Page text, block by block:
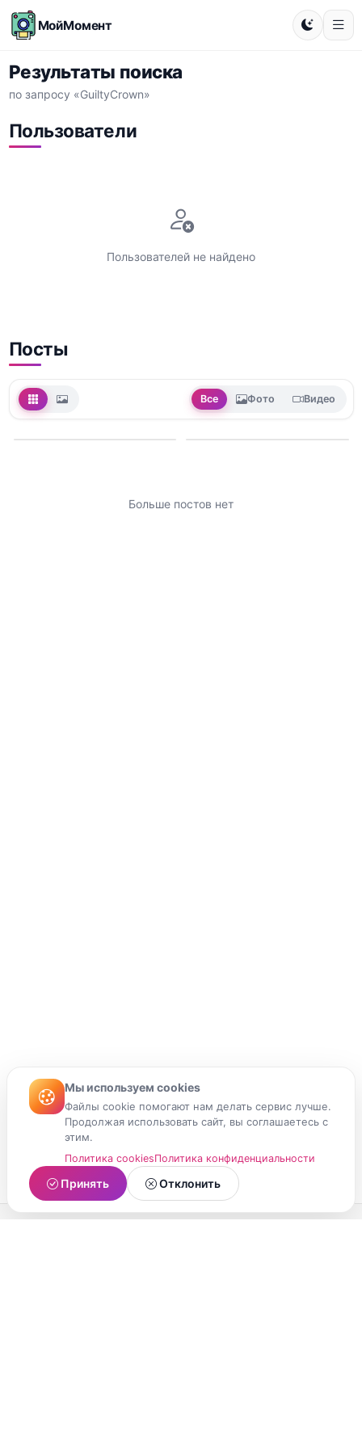
МойМомент
Результаты поиска
по запросу «GuiltyCrown»
Пользователи
Пользователей не найдено
Посты
Все Фото Видео
Больше постов нет
Мы используем cookies
Файлы cookie помогают нам делать сервис лучше.
Продолжая использовать сайт, вы соглашаетесь с
этим.
Политика cookiesПолитика конфиденциальности
Принять Отклонить